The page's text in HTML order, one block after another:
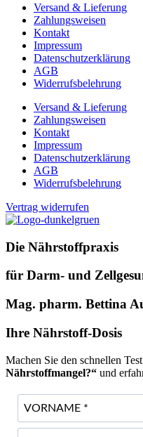
Versand & Lieferung
Zahlungsweisen
Kontakt
Impressum
Datenschutzerklärung
AGB
Widerrufsbelehrung
Versand & Lieferung
Zahlungsweisen
Kontakt
Impressum
Datenschutzerklärung
AGB
Widerrufsbelehrung
Vertrag widerrufen
Die Nährstoffpraxis
für Darm- und
Mag. pharm. Bettina
Ihre Nährstoff-Dosis
Machen Sie den schnellen Test
Nährstoffmangel?“ und